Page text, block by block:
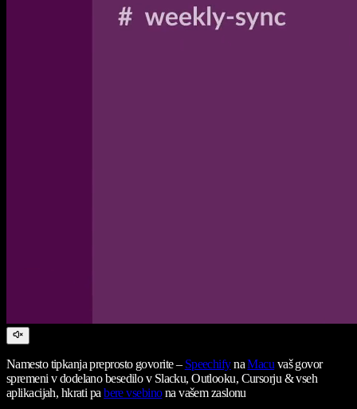
Namesto tipkanja preprosto govorite – SpeechifynaMacu vaš govor
spremeni v dodelano besedilo v Slacku, Outlooku, Cursorju & vseh
aplikacijah, hkrati pabere vsebinona vašem zaslonu